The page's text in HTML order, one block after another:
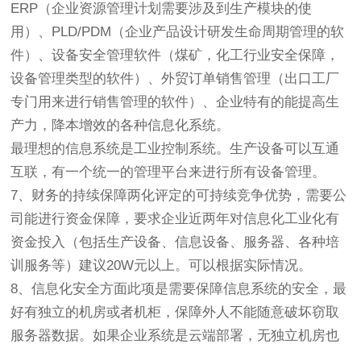
ERP（企业资源管理计划需要涉及到生产模块的使
用）、PLD/PDM（企业产品设计研发生命周期管理的软
件）、设备安全管理软件（煤矿，化工行业安全保障，
设备管理类型的软件）、外贸订单销售管理（出口工厂
专门用来进行销售管理的软件）、企业特有的能提高生
产力，降本增效的各种信息化系统。
最理想的信息系统是工业控制系统。生产设备可以互通
互联，有一个统一的管理平台来进行所有设备管理。
7、财务的持续保障两化评定的可持续竞争优势，需要公
司能进行资金保障，要求企业近两年对信息化工业化有
资金投入（包括生产设备、信息设备、服务器、各种培
训服务等）建议20W元以上。可以根据实际情况。
8、信息化安全方面此项是需要保障信息系统的安全，最
好有独立的机房或者机柜，保障外人不能随意破坏窃取
服务器数据。如果企业系统是云端部署，无独立机房也